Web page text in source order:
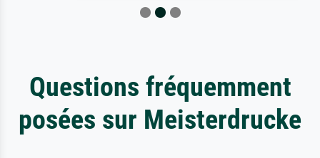
Questions fréquemment
posées sur Meisterdrucke